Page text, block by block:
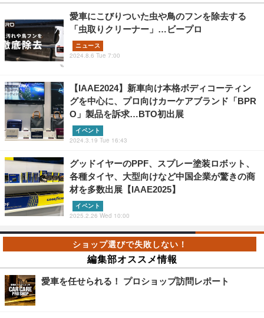
愛車にこびりついた虫や鳥のフンを除去する
「虫取りクリーナー」…ビープロ
ニュース
2024.8.6 Tue 7:00
【IAAE2024】新車向け本格ボディコーティン
グを中心に、プロ向けカーケアブランド「BPR
O」製品を訴求…BTO初出展
イベント
2024.3.19 Tue 16:43
グッドイヤーのPPF、スプレー塗装ロボット、
各種タイヤ、大型向けなど中国企業が驚きの商
材を多数出展【IAAE2025】
イベント
2025.2.26 Wed 10:00
編集部オススメ情報
愛車を任せられる！ プロショップ訪問レポート